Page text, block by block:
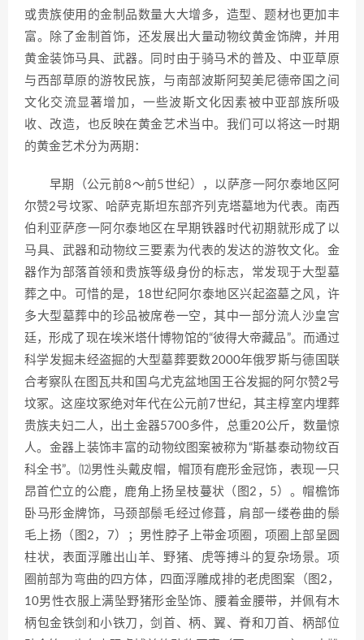
或贵族使用的金制品数量大大增多，造型、题材也更加丰
富。除了金制首饰，还发展出大量动物纹黄金饰牌，并用
黄金装饰马具、武器。同时由于骑马术的普及、中亚草原
与西部草原的游牧民族，与南部波斯阿契美尼德帝国之间
文化交流显著增加，一些波斯文化因素被中亚部族所吸
收、改造，也反映在黄金艺术当中。我们可以将这一时期
的黄金艺术分为两期：
早期（公元前8～前5世纪），以萨彦一阿尔泰地区阿
尔赞2号坟冢、哈萨克斯坦东部齐列克塔墓地为代表。南西
伯利亚萨彦一阿尔泰地区在早期铁器时代初期就形成了以
马具、武器和动物纹三要素为代表的发达的游牧文化。金
器作为部落首领和贵族等级身份的标志，常发现于大型墓
葬之中。可惜的是，18世纪阿尔泰地区兴起盗墓之风，许
多大型墓葬中的珍品被席卷一空，其中一部分流人沙皇宫
廷，形成了现在埃米塔什博物馆的“彼得大帝藏品”。而通过
科学发掘未经盗掘的大型墓葬要数2000年俄罗斯与德国联
合考察队在图瓦共和国乌尤克盆地国王谷发掘的阿尔赞2号
坟冢。这座坟冢绝对年代在公元前7世纪，其主椁室内埋葬
贵族夫妇二人，出土金器5700多件，总重20公斤，数量惊
人。金器上装饰丰富的动物纹图案被称为“斯基泰动物纹百
科全书”。⑿男性头戴皮帽，帽顶有鹿形金冠饰，表现一只
昂首伫立的公鹿，鹿角上扬呈枝蔓状（图2，5）。帽檐饰
卧马形金牌饰，马颈部鬃毛经过修葺，肩部一缕卷曲的鬃
毛上扬（图2，7）；男性脖子上带金项圈，项圈上部呈圆
柱状，表面浮雕出山羊、野猪、虎等搏斗的复杂场景。项
圈前部为弯曲的四方体，四面浮雕成排的老虎图案（图2，
10男性衣服上满坠野猪形金坠饰、腰着金腰带，并佩有木
柄包金铁剑和小铁刀，剑首、柄、翼、脊和刀首、柄部位